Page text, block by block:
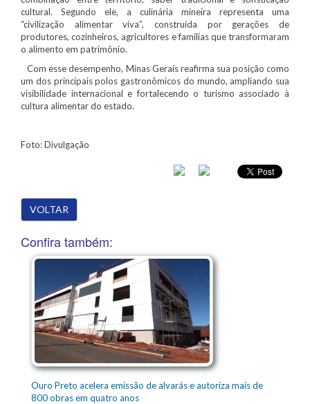
cultural. Segundo ele, a culinária mineira representa uma
“civilização alimentar viva”, construída por gerações de
produtores, cozinheiros, agricultores e famílias que transformaram
o alimento em patrimônio.
Com esse desempenho, Minas Gerais reafirma sua posição como
um dos principais polos gastronômicos do mundo, ampliando sua
visibilidade internacional e fortalecendo o turismo associado à
cultura alimentar do estado.
Foto: Divulgação
VOLTAR
Confira também:
Ouro Preto acelera emissão de alvarás e autoriza mais de
800 obras em quatro anos